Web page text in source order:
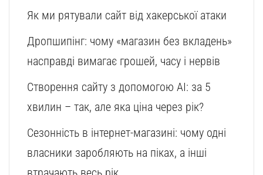
Як ми рятували сайт від хакерської атаки
Дропшипінг: чому «магазин без вкладень»
насправді вимагає грошей, часу і нервів
Створення сайту з допомогою AI: за 5
хвилин – так, але яка ціна через рік?
Сезонність в інтернет-магазині: чому одні
власники заробляють на піках, а інші